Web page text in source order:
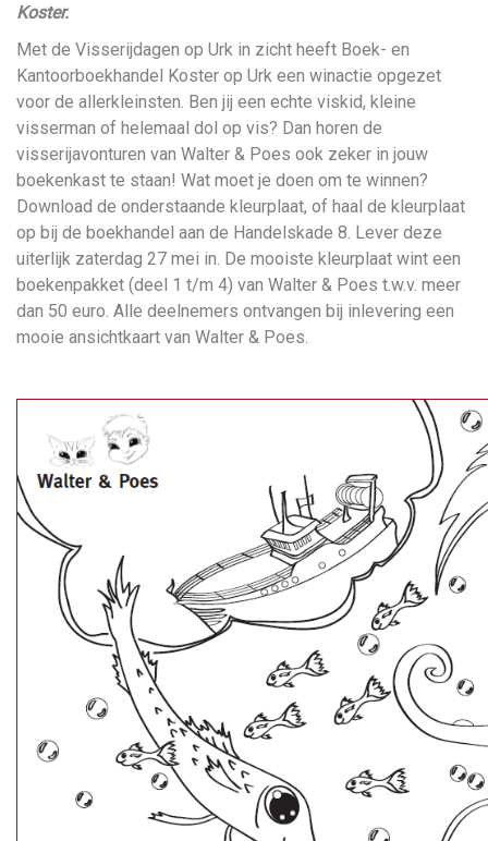
Koster.
Met de Visserijdagen op Urk in zicht heeft Boek- en
Kantoorboekhandel Koster op Urk een winactie opgezet
voor de allerkleinsten. Ben jij een echte viskid, kleine
visserman of helemaal dol op vis? Dan horen de
visserijavonturen van Walter & Poes ook zeker in jouw
boekenkast te staan! Wat moet je doen om te winnen?
Download de onderstaande kleurplaat, of haal de kleurplaat
op bij de boekhandel aan de Handelskade 8. Lever deze
uiterlijk zaterdag 27 mei in. De mooiste kleurplaat wint een
boekenpakket (deel 1 t/m 4) van Walter & Poes t.w.v. meer
dan 50 euro. Alle deelnemers ontvangen bij inlevering een
mooie ansichtkaart van Walter & Poes.